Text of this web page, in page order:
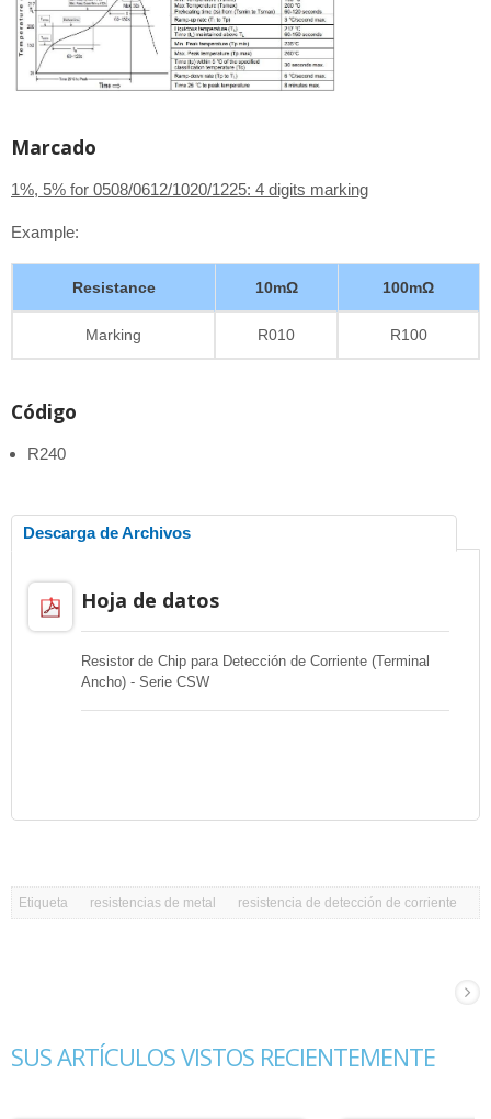
Marcado
1%, 5% for 0508/0612/1020/1225: 4 digits marking
Example:
Resistance 10mΩ 100mΩ
Marking R010 R100
Código
R240
Descarga de Archivos
Hoja de datos
Resistor de Chip para Detección de Corriente (Terminal
Ancho) - Serie CSW
Etiqueta resistencias de metal resistencia de detección de corriente
SUS ARTÍCULOS VISTOS RECIENTEMENTE